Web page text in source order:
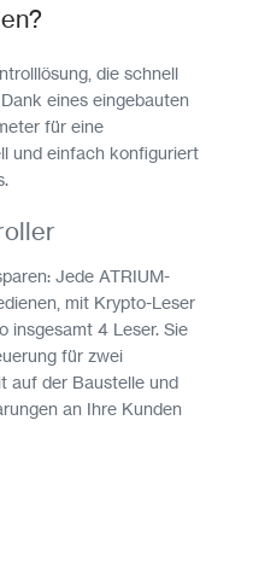
die schnell
eines eingebauten
für eine
und einfach konfiguriert
Jede ATRIUM-
mit Krypto-Leser
insgesamt 4 Leser. Sie
für zwei
auf der Baustelle und
an Ihre Kunden